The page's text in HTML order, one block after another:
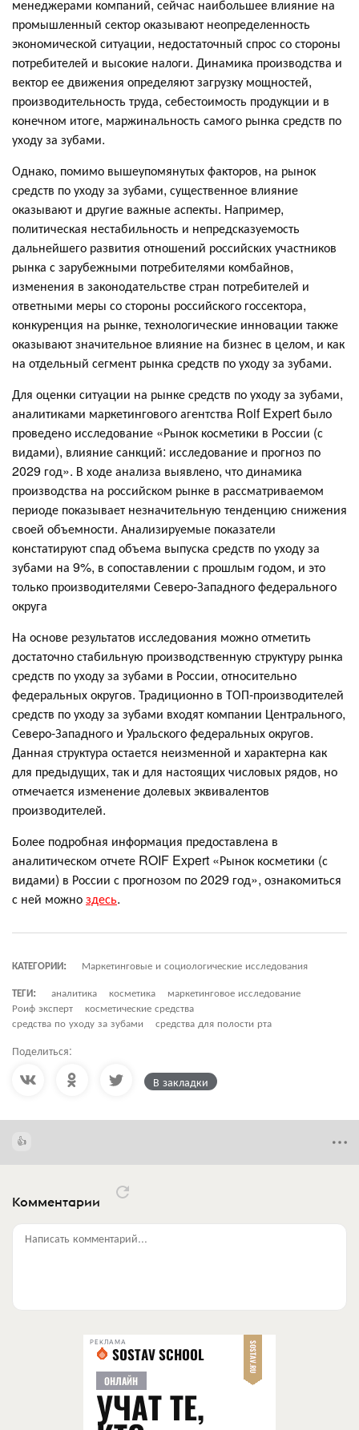
менеджерами компаний, сейчас наибольшее влияние на
промышленный сектор оказывают неопределенность
экономической ситуации, недостаточный спрос со стороны
потребителей и высокие налоги. Динамика производства и
вектор ее движения определяют загрузку мощностей,
производительность труда, себестоимость продукции и в
конечном итоге, маржинальность самого рынка средств по
уходу за зубами.
Однако, помимо вышеупомянутых факторов, на рынок
средств по уходу за зубами, существенное влияние
оказывают и другие важные аспекты. Например,
политическая нестабильность и непредсказуемость
дальнейшего развития отношений российских участников
рынка с зарубежными потребителями комбайнов,
изменения в законодательстве стран потребителей и
ответными меры со стороны российского госсектора,
конкуренция на рынке, технологические инновации также
оказывают значительное влияние на бизнес в целом, и как
на отдельный сегмент рынка средств по уходу за зубами.
Для оценки ситуации на рынке средств по уходу за зубами,
аналитиками маркетингового агентства Roif Expert было
проведено исследование «Рынок косметики в России (с
видами), влияние санкций: исследование и прогноз по
2029 год». В ходе анализа выявлено, что динамика
производства на российском рынке в рассматриваемом
периоде показывает незначительную тенденцию снижения
своей объемности. Анализируемые показатели
констатируют спад объема выпуска средств по уходу за
зубами на 9%, в сопоставлении с прошлым годом, и это
только производителями Северо-Западного федерального
округа
На основе результатов исследования можно отметить
достаточно стабильную производственную структуру рынка
средств по уходу за зубами в России, относительно
федеральных округов. Традиционно в ТОП-производителей
средств по уходу за зубами входят компании Центрального,
Северо-Западного и Уральского федеральных округов.
Данная структура остается неизменной и характерна как
для предыдущих, так и для настоящих числовых рядов, но
отмечается изменение долевых эквивалентов
производителей.
Более подробная информация предоставлена в
аналитическом отчете ROIF Expert «Рынок косметики (с
видами) в России с прогнозом по 2029 год», ознакомиться
с ней можноздесь.
КАТЕГОРИИ:
Маркетинговые и социологические исследования
ТЕГИ:
аналитика косметика
маркетинговое исследование
Роиф эксперт
косметические средства
средства по уходу за зубами
средства для полости рта
Поделиться:
В закладки
Комментарии
Написать комментарий...
РЕКЛАМА